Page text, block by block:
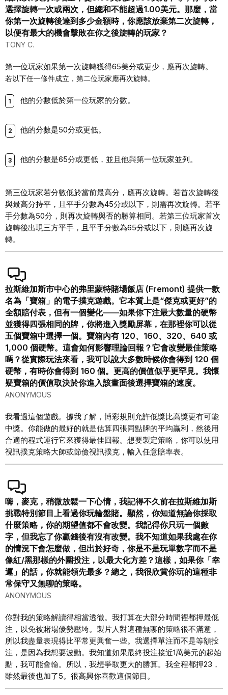
選擇旋轉一次或兩次，但總和不能超過1.00美元。那麼，當
你第一次旋轉後達到多少金額時，你應該放棄第二次旋轉，
以便有最大的機會擊敗在你之後旋轉的玩家？
TONY C.
第一位玩家如果第一次旋轉獲得65美分或更少，應再次旋轉。
若以下任一條件成立，第二位玩家應再次旋轉。
他的分數低於第一位玩家的分數。
他的分數是50分或更低。
他的分數是65分或更低，並且他與第一位玩家並列。
第三位玩家若分數低於當前最高分，應再次旋轉。若首次旋轉後
與最高分持平，且平手分數為45分或以下，則需再次旋轉。若平
手分數為50分，則再次旋轉與否的勝算相同。若第三位玩家首次
旋轉後出現三方平手，且平手分數為65分或以下，則應再次旋
轉。
拉斯維加斯市中心的弗里蒙特賭場飯店 (Fremont) 提供一款
名為「寶箱」的電子撲克遊戲。它本質上是“傑克或更好”的
全額賠付表，但有一個變化——如果你下注最大數量的硬幣
並獲得四張相同的牌，你將進入獎勵屏幕，在那裡你可以從
五個寶箱中選擇一個。寶箱內有 120、160、320、640 或
1,000 個硬幣。這會如何影響理論回報？它會改變最佳策略
嗎？從實際玩法來看，我可以說大多數時候你會得到 120 個
硬幣，有時你會得到 160 個。更高的價值似乎更罕見。我懷
疑寶箱的價值取決於你進入該畫面後選擇寶箱的速度。
ANONYMOUS
我看過這個遊戲。據我了解，博彩規則允許低獎比高獎更有可能
中獎。你能做的最好的就是估算四張同點牌的平均贏利，然後用
合適的程式運行它來獲得最佳回報。想要製定策略，你可以使用
視訊撲克策略大師或節儉視訊撲克，輸入任意賠率表。
嗨，麥克，稍微放鬆一下心情，我記得不久前在拉斯維加斯
挑戰特別節目上看過你玩輪盤賭。顯然，你知道無論你採取
什麼策略，你的期望值都不會改變。我記得你只玩一個數
字，但我忘了你贏錢後有沒有改變。我不知道如果我處在你
的情況下會怎麼做，但出於好奇，你是不是玩單數字而不是
像紅/黑那樣的外圍投注，以最大化方差？這樣，如果你「幸
運」的話，你就能領先最多？總之，我很欣賞你玩的這種非
常保守又無聊的策略。
ANONYMOUS
你對我的策略解讀得相當透徹。我打算在大部分時間裡都押最低
注，以免被賭場優勢壓垮。製片人對這種無聊的策略很不滿意，
所以我盡量表現得比平常更興奮一些。我選擇單注而不是等額投
注，是因為我想要波動。我知道如果最終投注接近1萬美元的起始
點，我可能會輸。所以，我想爭取更大的勝算。我全程都押23，
雖然最後也加了5。很高興你喜歡這個節目。